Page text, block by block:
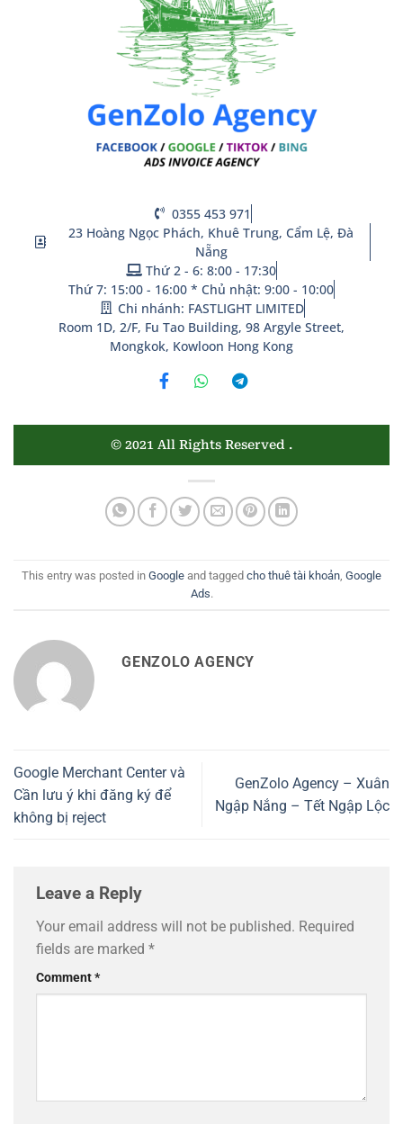
0355 453 971
23 Hoàng Ngọc Phách, Khuê Trung, Cẩm Lệ, Đà
Nẵng
Thứ 2 - 6: 8:00 - 17:30
Thứ 7: 15:00 - 16:00 * Chủ nhật: 9:00 - 10:00
Chi nhánh: FASTLIGHT LIMITED
Room 1D, 2/F, Fu Tao Building, 98 Argyle Street,
Mongkok, Kowloon Hong Kong
© 2021 All Rights Reserved .
This entry was posted in Google and tagged cho thuê tài khoản Google
Ads.
GENZOLO AGENCY
Google Merchant Center và
Cần lưu ý khi đăng ký để
không bị reject
GenZolo Agency – Xuân
Ngập Nắng – Tết Ngập Lộc
Leave a Reply
Your email address will not be published. Required
fields are marked *
Comment*